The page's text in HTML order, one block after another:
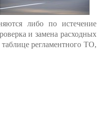
либо по истечение
и замена расходных
регламентного ТО,